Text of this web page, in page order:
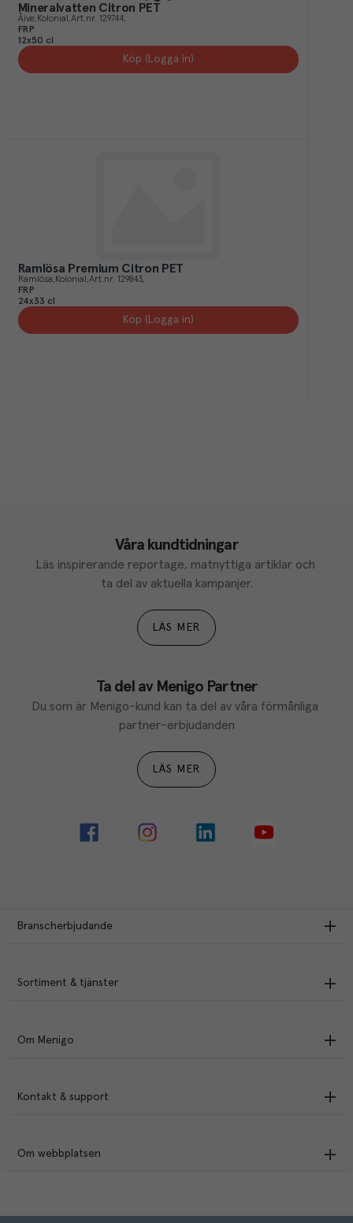
Mineralvatten Citron PET
Åive Kolonial Art.nr. 129744
FRP
12x50 cl
Köp (Logga in)
Ramlösa Premium Citron PET
Ramlösa Kolonial Art.nr. 129843
FRP
24x33 cl
Köp (Logga in)
Våra kundtidningar
Läs inspirerande reportage, matnyttiga artiklar och
ta del av aktuella kampanjer.
LÄS MER
Ta del av Menigo Partner
Du som är Menigo-kund kan ta del av våra förmånliga
partner-erbjudanden
LÄS MER
Branscherbjudande
Sortiment & tjänster
Om Menigo
Kontakt & support
Om webbplatsen